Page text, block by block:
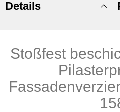
Details
Stoßfest